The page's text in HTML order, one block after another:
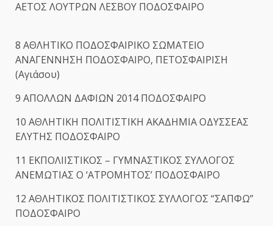
ΑΕΤΟΣ ΛΟΥΤΡΩΝ ΛΕΣΒΟΥ ΠΟΔΟΣΦΑΙΡΟ
8 ΑΘΛΗΤΙΚΟ ΠΟΔΟΣΦΑΙΡΙΚΟ ΣΩΜΑΤΕΙΟ
ΑΝΑΓΕΝΝΗΣΗ ΠΟΔΟΣΦΑΙΡΟ, ΠΕΤΟΣΦΑΙΡΙΣΗ
(Αγιάσου)
9 ΑΠΟΛΛΩΝ ΔΑΦΙΩΝ 2014 ΠΟΔΟΣΦΑΙΡΟ
10 ΑΘΛΗΤΙΚΗ ΠΟΛΙΤΙΣΤΙΚΗ ΑΚΑΔΗΜΙΑ ΟΔΥΣΣΕΑΣ
ΕΛΥΤΗΣ ΠΟΔΟΣΦΑΙΡΟ
11 ΕΚΠΟΛΙΙΣΤΙΚΟΣ – ΓΥΜΝΑΣΤΙΚΟΣ ΣΥΛΛΟΓΟΣ
ΑΝΕΜΩΤΙΑΣ Ο ‘ΑΤΡΟΜΗΤΟΣ’ ΠΟΔΟΣΦΑΙΡΟ
12 ΑΘΛΗΤΙΚΟΣ ΠΟΛΙΤΙΣΤΙΚΟΣ ΣΥΛΛΟΓΟΣ “ΣΑΠΦΩ”
ΠΟΔΟΣΦΑΙΡΟ